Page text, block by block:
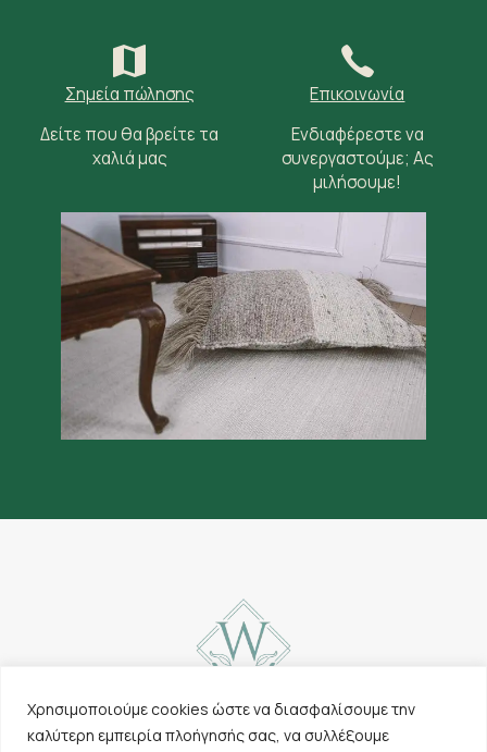
Χρησιμοποιούμε cookies ώστε να διασφαλίσουμε την
καλύτερη εμπειρία πλοήγησής σας, να συλλέξουμε
Σημεία πώλησης
Δείτε που θα βρείτε τα
χαλιά μας
Επικοινωνία
Ενδιαφέρεστε να
συνεργαστούμε; Ας
μιλήσουμε!
Επικοινωνία